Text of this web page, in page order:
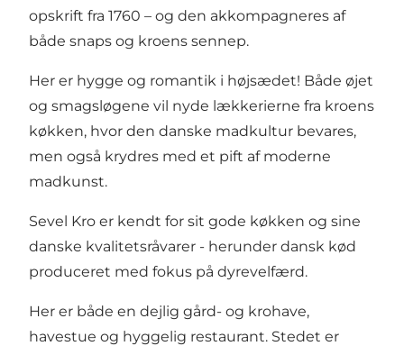
opskrift fra 1760 – og den akkompagneres af
både snaps og kroens sennep.
Her er hygge og romantik i højsædet! Både øjet
og smagsløgene vil nyde lækkerierne fra kroens
køkken, hvor den danske madkultur bevares,
men også krydres med et pift af moderne
madkunst.
Sevel Kro er kendt for sit gode køkken og sine
danske kvalitetsråvarer - herunder dansk kød
produceret med fokus på dyrevelfærd.
Her er både en dejlig gård- og krohave,
havestue og hyggelig restaurant. Stedet er